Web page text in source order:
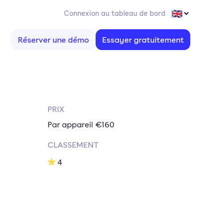
Connexion au tableau de bord
Réserver une démo Essayer gratuitement
PRIX
Par appareil €160
CLASSEMENT
4